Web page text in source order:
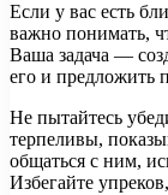
Если у вас есть
важно понимать,
Ваша задача —
его и предложить
Не пытайтесь
терпеливы,
общаться с ним,
Избегайте